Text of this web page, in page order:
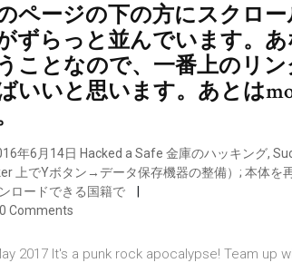
ページの下の方にスクロ
ずらっと並んでいます。あ
ことなので、一番上のリ
いいと思います。あとは
年6月14日 Hacked a Safe 金庫のハッキング,
上でYボタン→データ保存機器の整備）; 本体を
ロードできる国籍で
Comments
2017 It's a punk rock apocalypse! Team